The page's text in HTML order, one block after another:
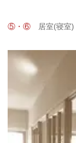
⑤・⑥ 居室(寝室)